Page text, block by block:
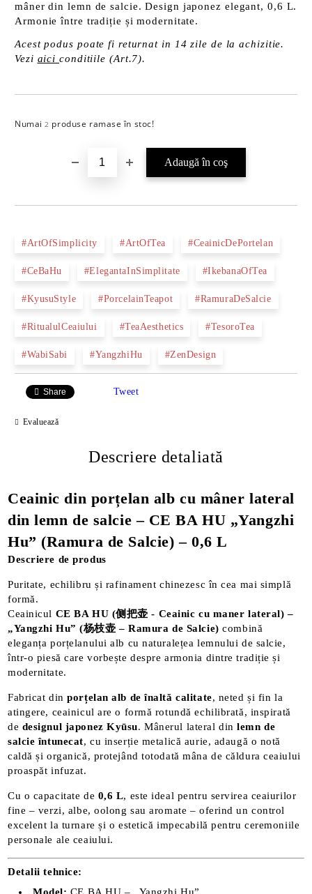
mâner din lemn de salcie. Design japonez elegant, 0,6 L.
Armonie între tradiție și modernitate.
Acest podus poate fi returnat in 14 zile de la achizitie.
Vezi aici conditiile (Art.7).
Numai2 produse ramase în stoc!
#ArtOfSimplicity #ArtOfTea #CeainicDePortelan
#CeBaHu #ElegantaInSimplitate #IkebanaOfTea
#KyusuStyle #PorcelainTeapot #RamuraDeSalcie
#RitualulCeaiului #TeaAesthetics #TesoroTea
#WabiSabi #YangzhiHu #ZenDesign
Share Tweet
Evaluează
Descriere detaliată
Ceainic din porțelan alb cu mâner lateral
din lemn de salcie – CE BA HU „Yangzhi
Hu” (Ramura de Salcie) – 0,6 L
Descriere de produs
Puritate, echilibru și rafinament chinezesc în cea mai simplă
formă.
Ceainicul CE BA HU (侧把壶 - Ceainic cu maner lateral) –
„Yangzhi Hu” (杨枝壶 – Ramura de Salcie) combină
eleganța porțelanului alb cu naturalețea lemnului de salcie,
într-o piesă care vorbește despre armonia dintre tradiție și
modernitate.
Fabricat dinporțelan alb de înaltă calitate, neted și fin la
atingere, ceainicul are o formă rotundă echilibrată, inspirată
de designul japonez Kyūsu. Mânerul lateral dinlemn de
salcie întunecat, cu inserție metalică aurie, adaugă o notă
caldă și organică, protejând totodată mâna de căldura ceaiului
proaspăt infuzat.
Cu o capacitate de 0,6 L, este ideal pentru servirea ceaiurilor
fine – verzi, albe, oolong sau aromate – oferind un control
excelent la turnare și o estetică impecabilă pentru ceremoniile
personale ale ceaiului.
Detalii tehnice:
Model: CE BA HU – „Yangzhi Hu”